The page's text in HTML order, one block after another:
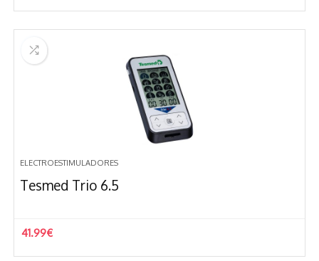
ELECTROESTIMULADORES
Tesmed Trio 6.5
41.99€